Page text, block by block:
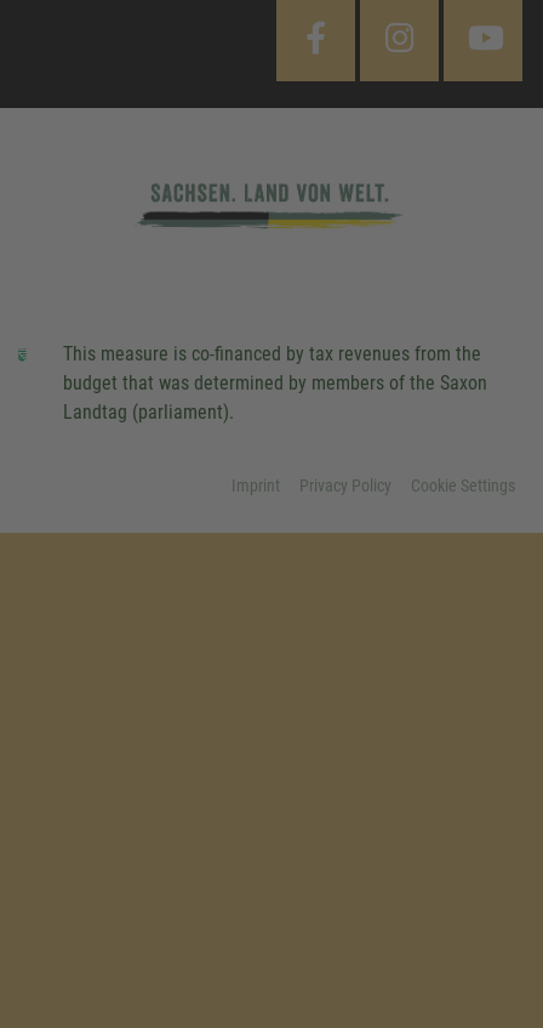
This measure is co-financed by tax revenues from the
budget that was determined by members of the Saxon
Landtag (parliament).
Imprint Privacy Policy Cookie Settings